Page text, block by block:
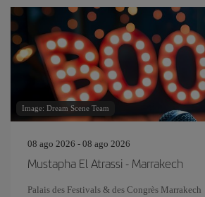
Image: Dream Scene Team
08 ago 2026 - 08 ago 2026
Mustapha El Atrassi - Marrakech
Palais des Festivals & des Congrès Marrakech